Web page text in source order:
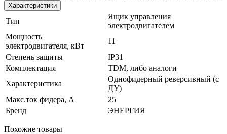
Характеристики
Тип
Ящик управления
электродвигателем
Мощность
электродвигателя, кВт
11
Степень защиты
IP31
Комплектация
TDM, либо аналоги
Характеристика
Однофидерный реверсивный (с
ДУ)
Макс.ток фидера, А
25
Бренд
ЭНЕРГИЯ
Похожие товары